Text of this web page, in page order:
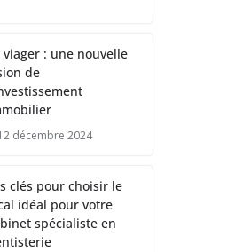
viager : une nouvelle
de
décembre 2024
clés pour choisir le
idéal pour votre
spécialiste en